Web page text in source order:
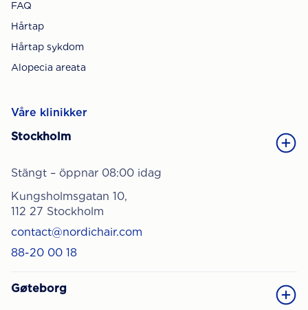
FAQ
Hårtap
Hårtap sykdom
Alopecia areata
Våre klinikker
Stockholm
Stängt – öppnar 08:00 idag
Kungsholmsgatan 10,
112 27 Stockholm
contact@nordichair.com
88-20 00 18
Gøteborg